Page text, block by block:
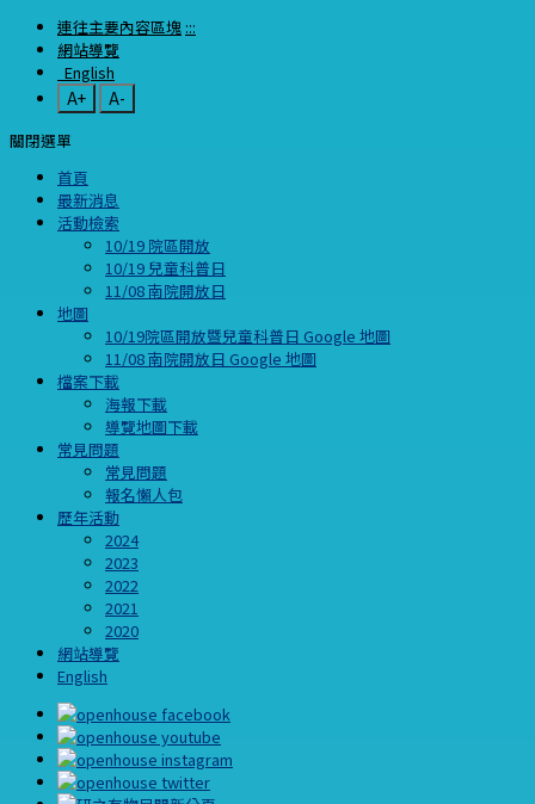
連往主要內容區塊 :::
網站導覽
English
A+
A-
關閉選單
首頁
最新消息
活動檢索
10/19 院區開放
10/19 兒童科普日
11/08 南院開放日
地圖
10/19院區開放暨兒童科普日 Google 地圖
11/08 南院開放日 Google 地圖
檔案下載
海報下載
導覽地圖下載
常見問題
常見問題
報名懶人包
歷年活動
2024
2023
2022
2021
2020
網站導覽
English